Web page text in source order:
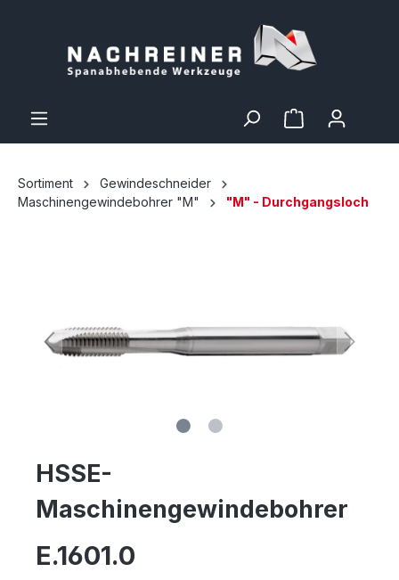
Sortiment
Gewindeschneider
Maschinengewindebohrer "M"
"M" - Durchgangsloch
HSSE-
Maschinengewindebohrer
E.1601.0